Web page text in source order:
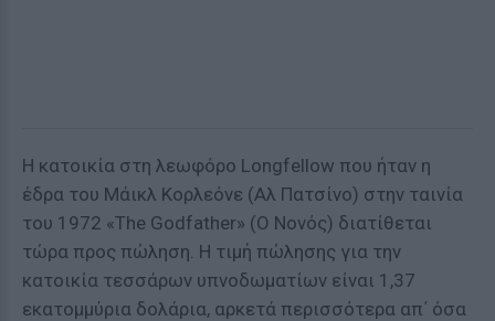
Η κατοικία στη λεωφόρο Longfellow που ήταν η
έδρα του Μάικλ Κορλεόνε (Αλ Πατσίνο) στην ταινία
του 1972 «The Godfather» (Ο Νονός) διατίθεται
τώρα προς πώληση. Η τιμή πώλησης για την
κατοικία τεσσάρων υπνοδωματίων είναι 1,37
εκατομμύρια δολάρια, αρκετά περισσότερα απ΄ όσα